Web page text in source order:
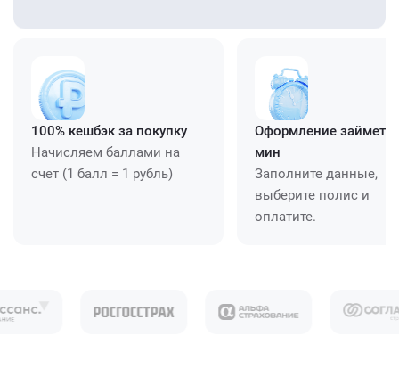
100% кешбэк за покупку
Начисляем баллами на
счет (1 балл = 1 рубль)
Оформление займет
мин
Заполните данные,
выберите полис и
оплатите.